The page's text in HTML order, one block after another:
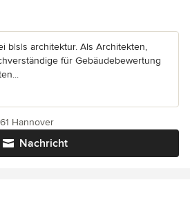
b|s|s architektur. Als Architekten,
für Gebäudebewertung
Nachricht
Hannover